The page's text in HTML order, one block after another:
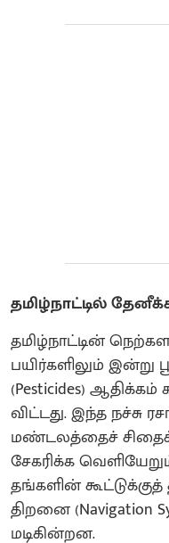
தமிழ்நாட்டில்
தமிழ்நாட்டின்
பயிர்களிலும் இன்று
(Pesticides)
விட்டது. இந்த நச்சு
மண்டலத்தைச்
சேகரிக்க
தங்களின் கூட்டுக்குத்
திறனை (Navigation
மடிகின்றன.